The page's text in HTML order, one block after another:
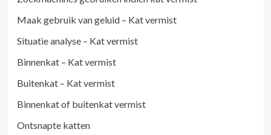
Maak gebruik van geluid – Kat vermist
Situatie analyse – Kat vermist
Binnenkat – Kat vermist
Buitenkat – Kat vermist
Binnenkat of buitenkat vermist
Ontsnapte katten